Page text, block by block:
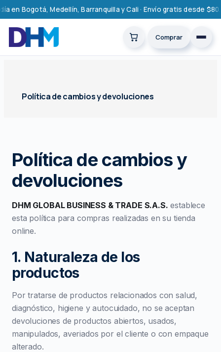
Saltar
al
contenido
Bogotá, Medellín, Barranquilla y Cali · Envío gratis desde
Comprar
Política de cambios y devoluciones
Política de cambios y
devoluciones
DHM GLOBAL BUSINESS & TRADE S.A.S. establece
esta política para compras realizadas en su tienda
online.
1. Naturaleza de los
productos
Por tratarse de productos relacionados con salud,
diagnóstico, higiene y autocuidado, no se aceptan
devoluciones de productos abiertos, usados,
manipulados, averiados por el cliente o con empaque
alterado.